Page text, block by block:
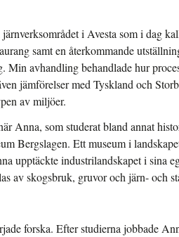
i Avesta som i dag
samt en återkommande
Min avhandling behandlade hur
jämförelser med Tyskland och
av miljöer.
Anna, som studerat bland annat
Bergslagen. Ett museum i
upptäckte industrilandskapet i sina
av skogsbruk, gruvor och järn- och
forska. Efter studierna jobbade